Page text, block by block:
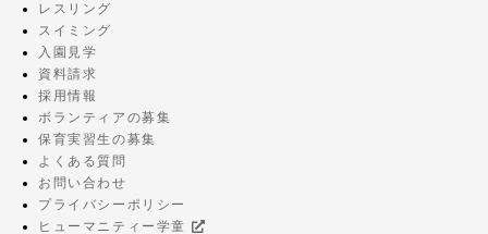
レスリング
スイミング
入園見学
資料請求
採用情報
ボランティアの募集
保育実習生の募集
よくある質問
お問い合わせ
プライバシーポリシー
ヒューマニティー学童